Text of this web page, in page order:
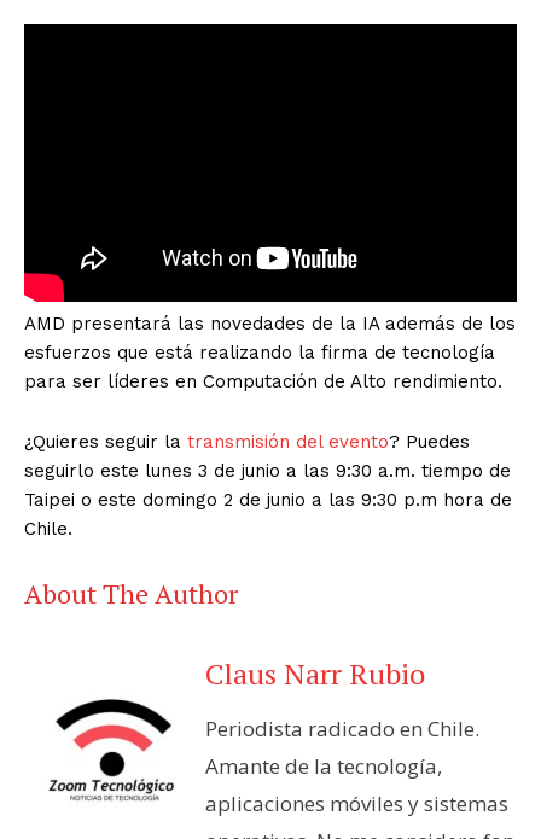
AMD presentará las novedades de la IA además de los
esfuerzos que está realizando la firma de tecnología
para ser líderes en Computación de Alto rendimiento.
¿Quieres seguir la transmisión del evento? Puedes
seguirlo este lunes 3 de junio a las 9:30 a.m. tiempo de
Taipei o este domingo 2 de junio a las 9:30 p.m hora de
Chile.
About The Author
Claus Narr Rubio
Periodista radicado en Chile.
Amante de la tecnología,
aplicaciones móviles y sistemas